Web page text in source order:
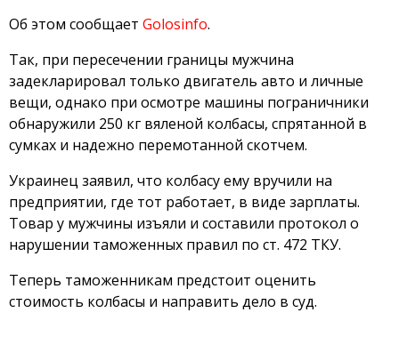
Об этом сообщает Golosinfo.
Так, при пересечении границы мужчина
задекларировал только двигатель авто и личные
вещи, однако при осмотре машины пограничники
обнаружили 250 кг вяленой колбасы, спрятанной в
сумках и надежно перемотанной скотчем.
Украинец заявил, что колбасу ему вручили на
предприятии, где тот работает, в виде зарплаты.
Товар у мужчины изъяли и составили протокол о
нарушении таможенных правил по ст. 472 ТКУ.
Теперь таможенникам предстоит оценить
стоимость колбасы и направить дело в суд.